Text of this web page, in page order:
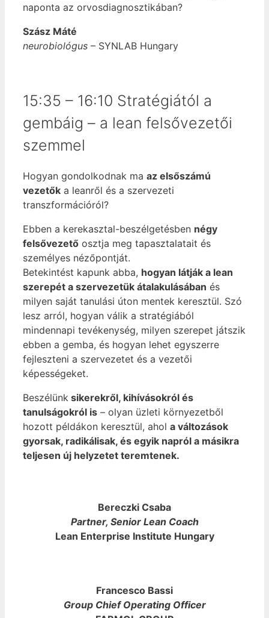
naponta az orvosdiagnosztikában?
Szász Máté
neurobiológus – SYNLAB Hungary
15:35 – 16:10 Stratégiától a
gembáig – a lean felsővezetői
szemmel
Hogyan gondolkodnak ma az elsőszámú
vezetők a leanről és a szervezeti
transzformációról?
Ebben a kerekasztal-beszélgetésben négy
felsővezető osztja meg tapasztalatait és
személyes nézőpontját.
Betekintést kapunk abba, hogyan látják a lean
szerepét a szervezetük átalakulásában és
milyen saját tanulási úton mentek keresztül. Szó
lesz arról, hogyan válik a stratégiából
mindennapi tevékenység, milyen szerepet játszik
ebben a gemba, és hogyan lehet egyszerre
fejleszteni a szervezetet és a vezetői
képességeket.
Beszélünk sikerekről, kihívásokról és
tanulságokról is – olyan üzleti környezetből
hozott példákon keresztül, ahol a változások
gyorsak, radikálisak, és egyik napról a másikra
teljesen új helyzetet teremtenek.
Bereczki Csaba
Partner, Senior Lean Coach
Lean Enterprise Institute Hungary
Francesco Bassi
Group Chief Operating Officer